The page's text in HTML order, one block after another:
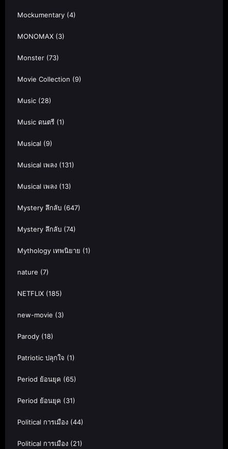
Mockumentary (4)
MONOMAX (3)
Monster (73)
Movie Collection (9)
Music (28)
Music ดนตรี (1)
Musical (9)
Musical เพลง (131)
Musical เพลง (13)
Mystery ลึกลับ (647)
Mystery ลึกลับ (74)
Mythology เทพนิยาย (1)
nature (7)
NETFLIX (185)
new-movie (3)
Parody (18)
Patriotic ปลุกใจ (1)
Period ย้อนยุค (65)
Period ย้อนยุค (31)
Political การเมือง (44)
Political การเมือง (21)